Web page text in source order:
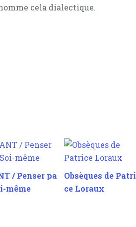
cela dialectique.
/ Penser pa
même
Obsèques de Patri
ce Loraux